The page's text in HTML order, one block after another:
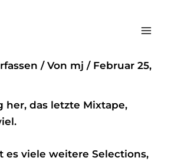
Feb Mixtape
/ Von mj/ Februar 25,
her, das letzte Mixtape,
es viele weitere Selections,